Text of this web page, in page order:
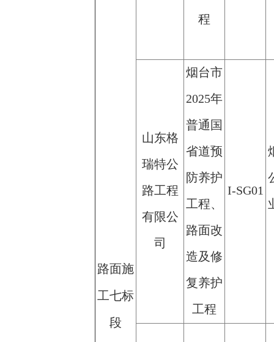
路面施
工七标
段
程
山东格
瑞特公
路工程
有限公
司
烟台市
2025年
普通国
省道预
防养护
工程、
路面改
造及修
复养护
工程
I-SG01